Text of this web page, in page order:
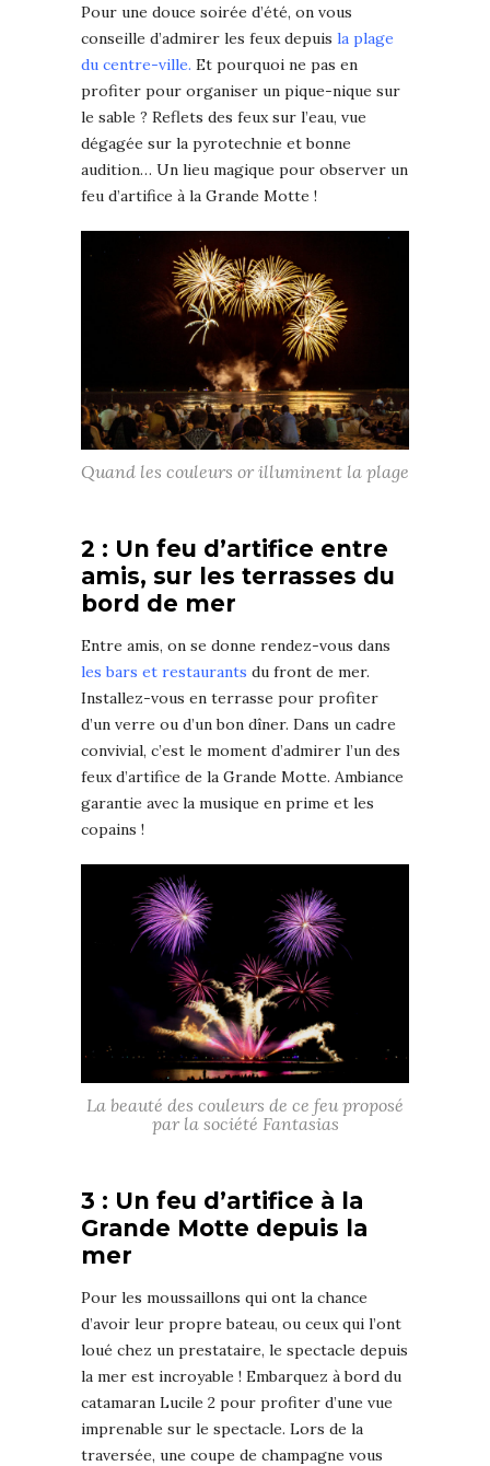
Pour une douce soirée d’été, on vous
conseille d’admirer les feux depuis la plage
du centre-ville. Et pourquoi ne pas en
profiter pour organiser un pique-nique sur
le sable ? Reflets des feux sur l’eau, vue
dégagée sur la pyrotechnie et bonne
audition… Un lieu magique pour observer un
feu d’artifice à la Grande Motte !
Quand les couleurs or illuminent la plage
2 : Un feu d’artifice entre
amis, sur les terrasses du
bord de mer
Entre amis, on se donne rendez-vous dans
les bars et restaurants du front de mer.
Installez-vous en terrasse pour profiter
d’un verre ou d’un bon dîner. Dans un cadre
convivial, c’est le moment d’admirer l’un des
feux d’artifice de la Grande Motte. Ambiance
garantie avec la musique en prime et les
copains !
La beauté des couleurs de ce feu proposé
par la société Fantasias
3 : Un feu d’artifice à la
Grande Motte depuis la
mer
Pour les moussaillons qui ont la chance
d’avoir leur propre bateau, ou ceux qui l’ont
loué chez un prestataire, le spectacle depuis
la mer est incroyable ! Embarquez à bord du
catamaran Lucile 2 pour profiter d’une vue
imprenable sur le spectacle. Lors de la
traversée, une coupe de champagne vous